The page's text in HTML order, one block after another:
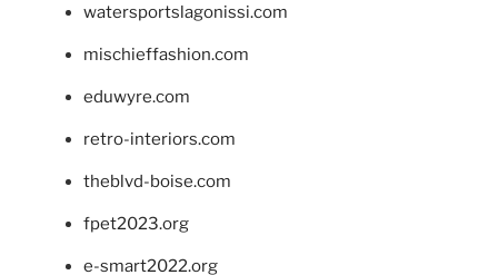
watersportslagonissi.com
mischieffashion.com
eduwyre.com
retro-interiors.com
theblvd-boise.com
fpet2023.org
e-smart2022.org